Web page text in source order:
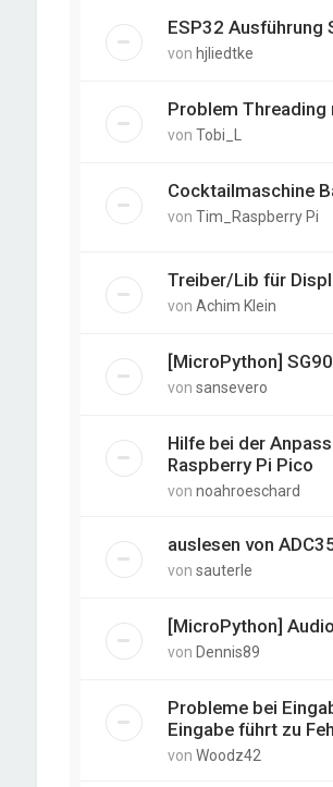
ESP32 Ausführung
von hjliedtke
Problem Threading
von Tobi_L
Cocktailmaschine
von Tim_Raspberry Pi
Treiber/Lib für
von Achim Klein
[MicroPython]
von sansevero
Hilfe bei der
Raspberry Pi Pico
von noahroeschard
auslesen von
von sauterle
[MicroPython]
von Dennis89
Probleme bei
Eingabe führt zu
von Woodz42